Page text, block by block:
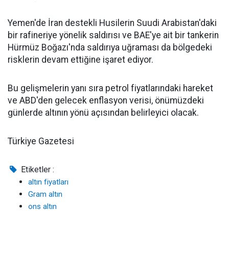
Yemen'de İran destekli Husilerin Suudi Arabistan'daki
bir rafineriye yönelik saldırısı ve BAE'ye ait bir tankerin
Hürmüz Boğazı'nda saldırıya uğraması da bölgedeki
risklerin devam ettiğine işaret ediyor.
Bu gelişmelerin yanı sıra petrol fiyatlarındaki hareket
ve ABD'den gelecek enflasyon verisi, önümüzdeki
günlerde altının yönü açısından belirleyici olacak.
Türkiye Gazetesi
Etiketler :
altın fiyatları
Gram altın
ons altın